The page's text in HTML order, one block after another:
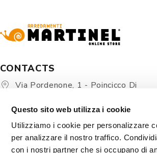
Questo sito web utilizza i cookie
Utilizziamo i cookie per personalizzare
per analizzare il nostro traffico.
con i nostri partner che si occupano di
CONTACTS
Via Pordenone, 1 - Poincicco Di
+39 0434 623137
+39 376/2399891